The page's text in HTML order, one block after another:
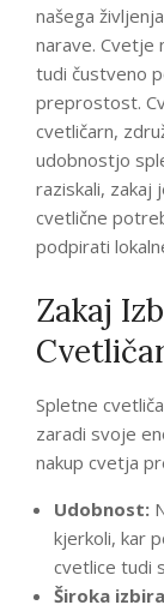
našega
narave. Cvetje
tudi čustveno
preprostost.
cvetličarn,
udobnostjo
raziskali, zakaj
cvetlične
podpirati
Zakaj
Spletne
zaradi svoje
nakup cvetja
Udobnost:
kjerkoli, kar
cvetlice tudi
Široka